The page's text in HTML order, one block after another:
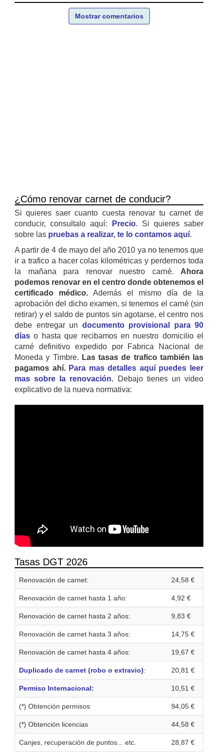
Mostrar comentarios
¿Cómo renovar carnet de conducir?
Si quieres saer cuanto cuesta renovar tu carnet de
conducir, consultalo aquí:
Precio. Si quieres saber
sobre las pruebas a realizar, te lo contamos aquí.
A partir de 4 de mayo del año 2010 ya no tenemos que
ir a trafico a hacer colas kilométricas y perdernos toda
la mañana para renovar nuestro carné. Ahora
podemos renovar en el centro donde obtenemos el
certificado médico. Además el mismo día de la
aprobación del dicho examen, si tenemos el carné (sin
retirar) y el saldo de puntos sin agotarse, el centro nos
debe entregar un documento provisional para 90
días o hasta que recibamos en nuestro domicilio el
carné definitivo expedido por Fabrica Nacional de
Moneda y Timbre. Las tasas de trafico también las
pagamos ahí. Para mas detalles aquí puedes leer
mas sobre la renovación. Debajo tienes un video
explicativo de la nueva normativa:
Tasas DGT 2026
Renovación de carnet: 24,58 €
Renovación de carnet hasta 1 año: 4,92 €
Renovación de carnet hasta 2 años: 9,83 €
Renovación de carnet hasta 3 años: 14,75 €
Renovación de carnet hasta 4 años: 19,67 €
Duplicado de carnet (robo o extravio): 20,81 €
Permiso Internacional: 10,51 €
(*) Obtención permisos 94,05 €
(*) Obtención licencias 44,58 €
Canjes, recuperación de puntos... etc. 28,87 €